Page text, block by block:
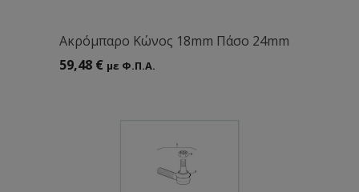
Aκρόμπαρο Κώνος 18mm Πάσο 24mm
59,48 € με Φ.Π.Α.